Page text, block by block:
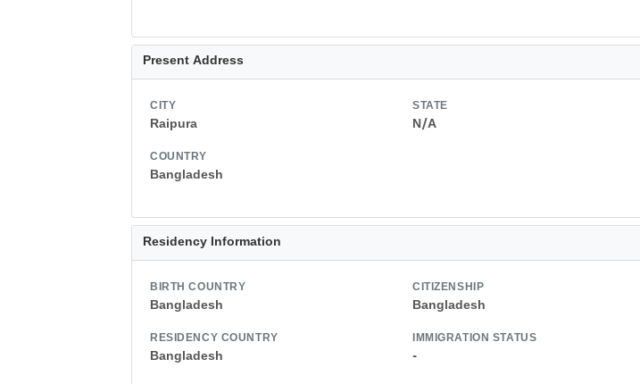
Present Address
CITY
Raipura
STATE
N/A
COUNTRY
Bangladesh
Residency Information
BIRTH COUNTRY
Bangladesh
CITIZENSHIP
Bangladesh
RESIDENCY COUNTRY
Bangladesh
IMMIGRATION STATUS
-